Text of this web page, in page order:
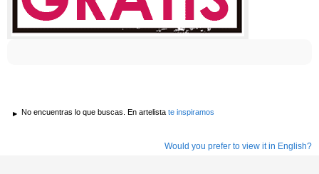
No encuentras lo que buscas. En artelista te inspiramos
Would you prefer to view it in English?